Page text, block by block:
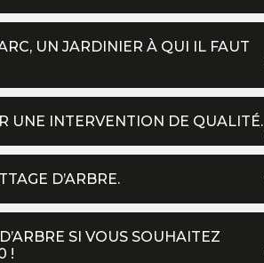
UN JARDINIER À QUI IL FAUT
UNE INTERVENTION DE QUALITÉ.
D’ARBRE.
SI VOUS SOUHAITEZ
!